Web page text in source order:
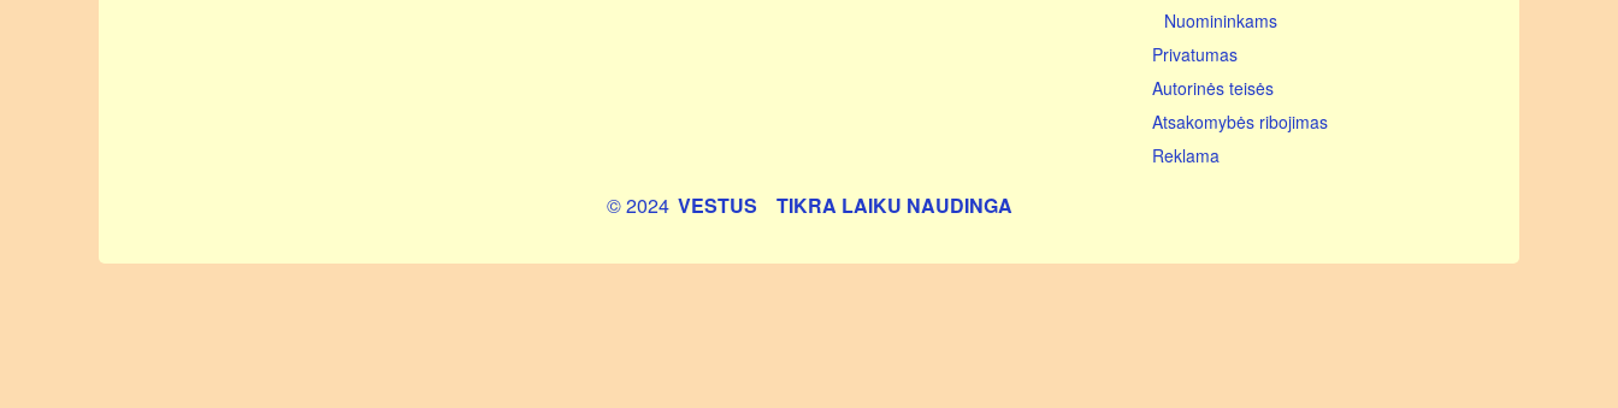
Nuomininkams
Privatumas
Autorinės teisės
Atsakomybės ribojimas
Reklama
© 2024 VESTUS TIKRA LAIKU NAUDINGA